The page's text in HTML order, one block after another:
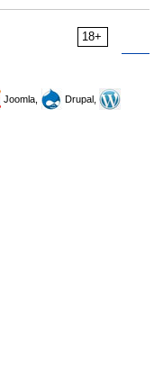
18+
Joomla,
Drupal,